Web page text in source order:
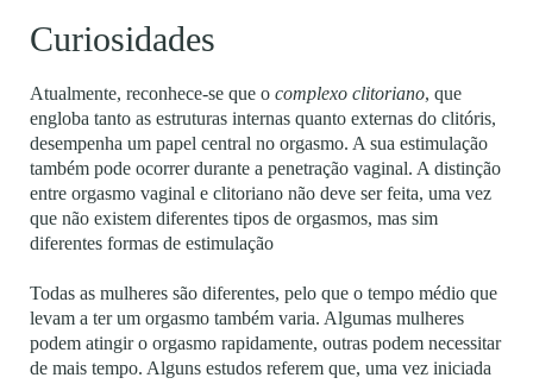
Curiosidades
Atualmente, reconhece-se que o complexo clitoriano, que
engloba tanto as estruturas internas quanto externas do clitóris,
desempenha um papel central no orgasmo. A sua estimulação
também pode ocorrer durante a penetração vaginal. A distinção
entre orgasmo vaginal e clitoriano não deve ser feita, uma vez
que não existem diferentes tipos de orgasmos, mas sim
diferentes formas de estimulação
Todas as mulheres são diferentes, pelo que o tempo médio que
levam a ter um orgasmo também varia. Algumas mulheres
podem atingir o orgasmo rapidamente, outras podem necessitar
de mais tempo. Alguns estudos referem que, uma vez iniciada